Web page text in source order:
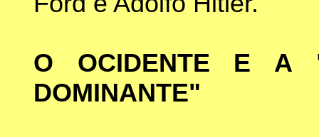
O OCIDENTE E A
DOMINANTE"